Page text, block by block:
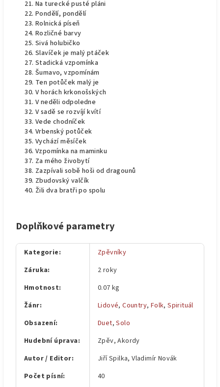
Na turecké pusté pláni
Pondělí, pondělí
Rolnická píseň
Rozličné barvy
Sivá holubičko
Slavíček je malý ptáček
Stadická vzpomínka
Šumavo, vzpomínám
Ten potůček malý je
V horách krkonošských
V neděli odpoledne
V sadě se rozvíjí kvítí
Vede chodníček
Vrbenský potůček
Vychází měsíček
Vzpomínka na maminku
Za mého živobytí
Zazpívali sobě hoši od dragounů
Zbudovský valčík
Žili dva bratři po spolu
Doplňkové parametry
Kategorie:
Zpěvníky
Záruka:
2 roky
Hmotnost:
0.07 kg
Žánr: Lidové,Country, Folk,Spirituál
Obsazení: Duet,Solo
Hudební úprava:
Zpěv, Akordy
Autor / Editor:
Jiří Spilka, Vladimír Novák
Počet písní: 40